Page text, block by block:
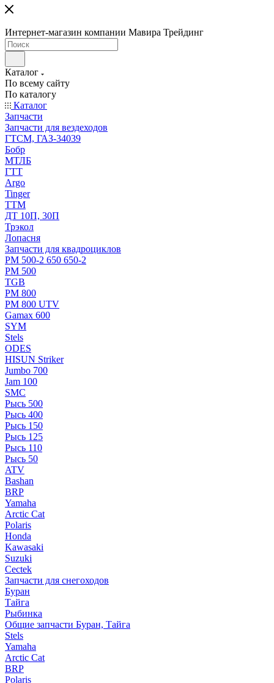
Интернет-магазин компании Мавира Трейдинг
Каталог
По всему сайту
По каталогу
Каталог
Запчасти
Запчасти для вездеходов
ГТСМ, ГАЗ-34039
Бобр
МТЛБ
ГТТ
Argo
Tinger
ТТМ
ДТ 10П, 30П
Трэкол
Лопасня
Запчасти для квадроциклов
РМ 500-2 650 650-2
РМ 500
TGB
РМ 800
РМ 800 UTV
Gamax 600
SYM
Stels
ОDЕS
HISUN Striker
Jumbo 700
Jam 100
SMC
Рысь 500
Рысь 400
Рысь 150
Рысь 125
Рысь 110
Рысь 50
ATV
Bashan
BRP
Yamaha
Arctic Cat
Polaris
Honda
Kawasaki
Suzuki
Cectek
Запчасти для снегоходов
Буран
Тайга
Рыбинка
Общие запчасти Буран, Тайга
Stels
Yamaha
Arctic Cat
BRP
Polaris